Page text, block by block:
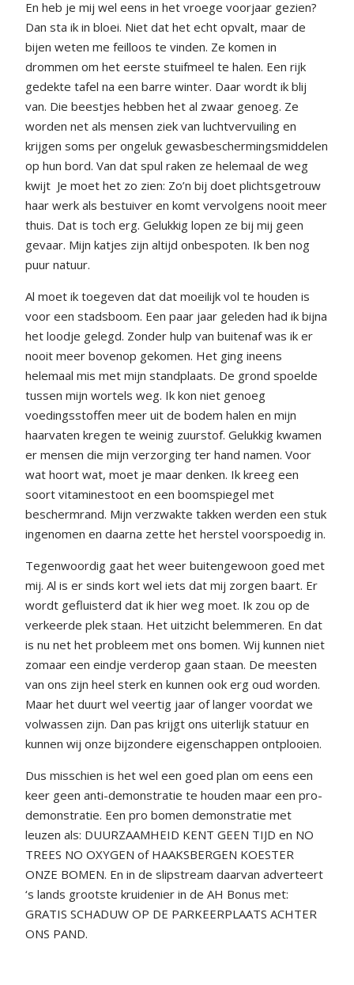
En heb je mij wel eens in het vroege voorjaar gezien?
Dan sta ik in bloei. Niet dat het echt opvalt, maar de
bijen weten me feilloos te vinden. Ze komen in
drommen om het eerste stuifmeel te halen. Een rijk
gedekte tafel na een barre winter. Daar wordt ik blij
van. Die beestjes hebben het al zwaar genoeg. Ze
worden net als mensen ziek van luchtvervuiling en
krijgen soms per ongeluk gewasbeschermingsmiddelen
op hun bord. Van dat spul raken ze helemaal de weg
kwijt Je moet het zo zien: Zo’n bij doet plichtsgetrouw
haar werk als bestuiver en komt vervolgens nooit meer
thuis. Dat is toch erg. Gelukkig lopen ze bij mij geen
gevaar. Mijn katjes zijn altijd onbespoten. Ik ben nog
puur natuur.
Al moet ik toegeven dat dat moeilijk vol te houden is
voor een stadsboom. Een paar jaar geleden had ik bijna
het loodje gelegd. Zonder hulp van buitenaf was ik er
nooit meer bovenop gekomen. Het ging ineens
helemaal mis met mijn standplaats. De grond spoelde
tussen mijn wortels weg. Ik kon niet genoeg
voedingsstoffen meer uit de bodem halen en mijn
haarvaten kregen te weinig zuurstof. Gelukkig kwamen
er mensen die mijn verzorging ter hand namen. Voor
wat hoort wat, moet je maar denken. Ik kreeg een
soort vitaminestoot en een boomspiegel met
beschermrand. Mijn verzwakte takken werden een stuk
ingenomen en daarna zette het herstel voorspoedig in.
Tegenwoordig gaat het weer buitengewoon goed met
mij. Al is er sinds kort wel iets dat mij zorgen baart. Er
wordt gefluisterd dat ik hier weg moet. Ik zou op de
verkeerde plek staan. Het uitzicht belemmeren. En dat
is nu net het probleem met ons bomen. Wij kunnen niet
zomaar een eindje verderop gaan staan. De meesten
van ons zijn heel sterk en kunnen ook erg oud worden.
Maar het duurt wel veertig jaar of langer voordat we
volwassen zijn. Dan pas krijgt ons uiterlijk statuur en
kunnen wij onze bijzondere eigenschappen ontplooien.
Dus misschien is het wel een goed plan om eens een
keer geen anti-demonstratie te houden maar een pro-
demonstratie. Een pro bomen demonstratie met
leuzen als: DUURZAAMHEID KENT GEEN TIJD en NO
TREES NO OXYGEN of HAAKSBERGEN KOESTER
ONZE BOMEN. En in de slipstream daarvan adverteert
‘s lands grootste kruidenier in de AH Bonus met:
GRATIS SCHADUW OP DE PARKEERPLAATS ACHTER
ONS PAND.